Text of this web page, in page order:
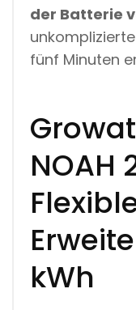
der Batterie
fünf Minuten
NOAH
kWh